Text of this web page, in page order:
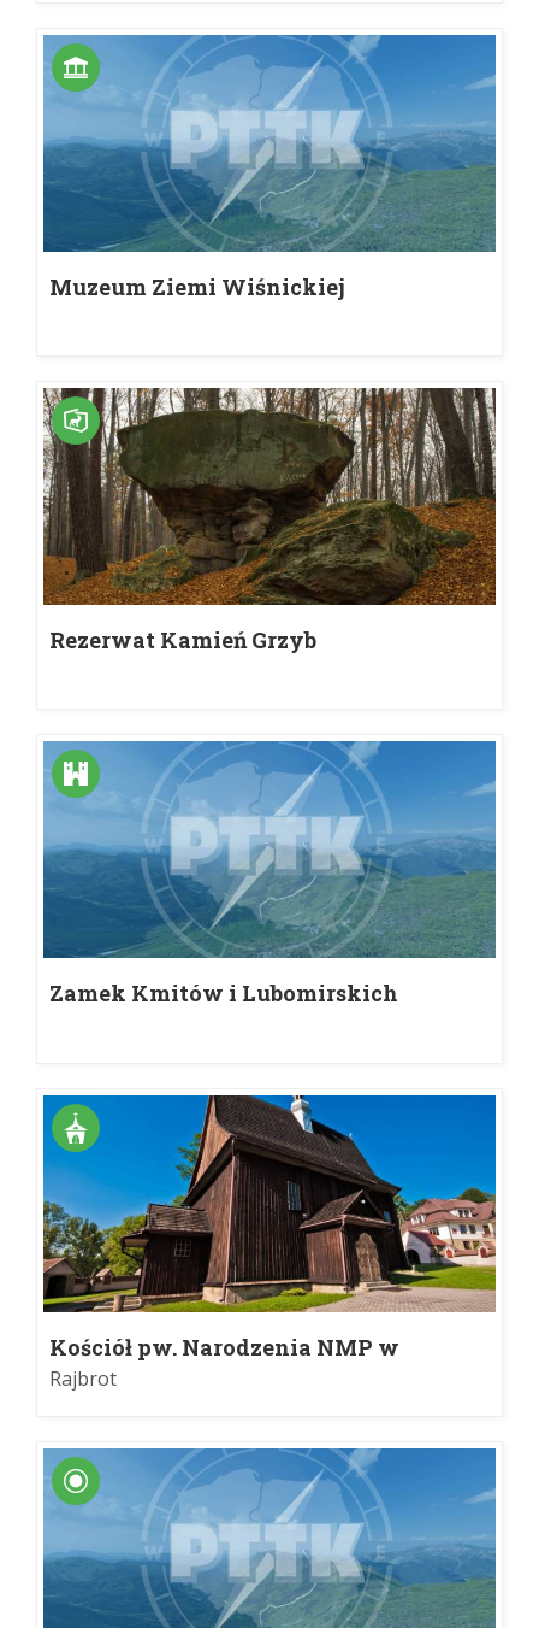
Muzeum Ziemi Wiśnickiej
Rezerwat Kamień Grzyb
Zamek Kmitów i Lubomirskich
Kościół pw. Narodzenia NMP w
Rajbrocie
Rajbrot